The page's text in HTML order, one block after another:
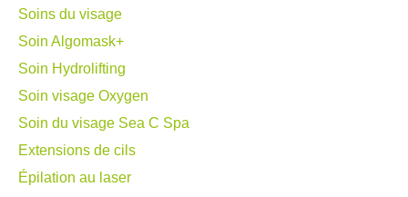
Soins du visage
Soin Algomask+
Soin Hydrolifting
Soin visage Oxygen
Soin du visage Sea C Spa
Extensions de cils
Épilation au laser